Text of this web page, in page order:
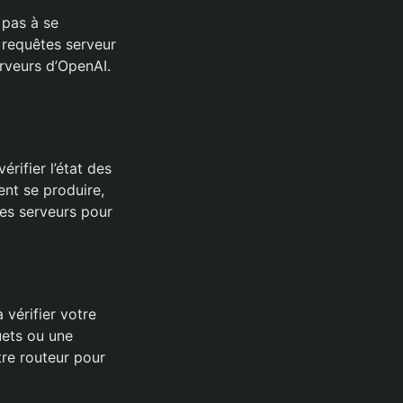
à se
serveur
d’OpenAI.
l’état des
se produire,
serveurs pour
vérifier votre
ou une
routeur pour